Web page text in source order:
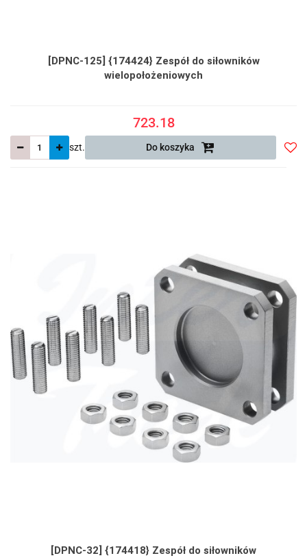
[DPNC-125] {174424} Zespół do siłowników
wielopołożeniowych
723.18
szt. Do koszyka
[DPNC-32] {174418} Zespół do siłowników